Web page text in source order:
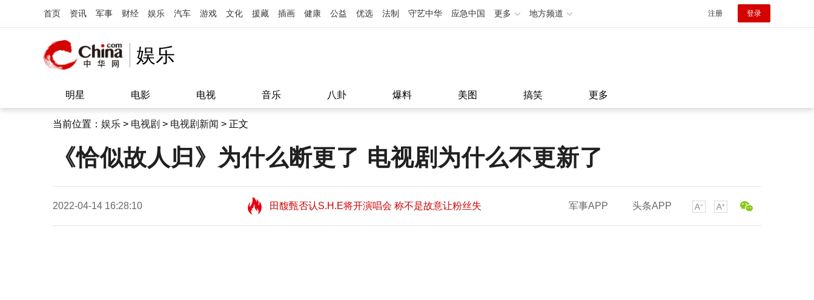
首页 资讯 军事 财经 娱乐 汽车 游戏 文化 援藏 插画 健康 公益 优选 法制 守艺中华 应急中国 更多 地方频道 注册 登录
娱乐
明星 电影 电视 音乐 八卦 爆料 美图 搞笑 更多
当前位置： 娱乐 > 电视剧 > 电视剧新闻 > 正文
《恰似故人归》为什么断更了 电视剧为什么不更新了
2022-04-14 16:28:10
田馥甄否认S.H.E将开演唱会 称不是故意让粉丝失
望11:08
田馥甄否认S.H.E将开演唱会 称不是故意让粉丝失
军事APP 头条APP